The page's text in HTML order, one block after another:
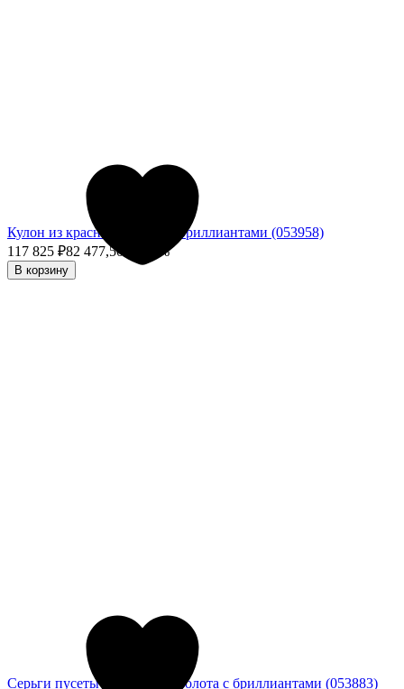
Кулон из красного золота с бриллиантами (053958)
117 825 ₽82 477,50 - 30%
В корзину
Серьги пусеты из красного золота с бриллиантами (053883)